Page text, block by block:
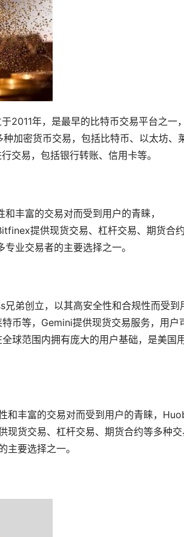
2011年，是最早的比特币交易平台之一，
加密货币交易，包括比特币、以太坊、
交易，包括银行转账、信用卡等。
丰富的交易对而受到用户的青睐，
提供现货交易、杠杆交易、期货合约
业交易者的主要选择之一。
弟创立，以其高安全性和合规性而受到
币等，Gemini提供现货交易服务，用户
球范围内拥有庞大的用户基础，是美国用
和丰富的交易对而受到用户的青睐，
现货交易、杠杆交易、期货合约等多种交
要选择之一。